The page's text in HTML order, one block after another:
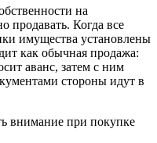
на
продавать. Когда все
имущества установлены
как обычная продажа:
аванс, затем с ним
стороны идут в
внимание при покупке